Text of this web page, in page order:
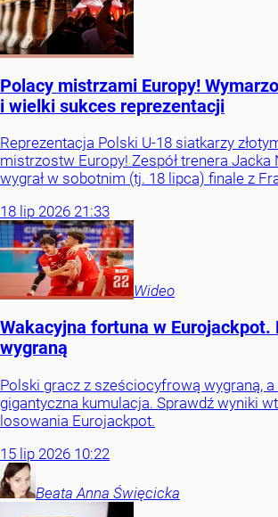
Polacy mistrzami Europy!
i wielki sukces reprezentacji
Reprezentacja Polski U-18 siatkarzy
mistrzostw Europy! Zespół trenera Jacka
wygrał w sobotnim (tj. 18 lipca) finale z
18 lip 2026 21:33
Wideo
Wakacyjna fortuna w Eurojackpot.
wygraną
Polski gracz z sześciocyfrową wygraną,
gigantyczna kumulacja. Sprawdź wyniki
losowania Eurojackpot.
15 lip 2026 10:22
Beata Anna Święcicka